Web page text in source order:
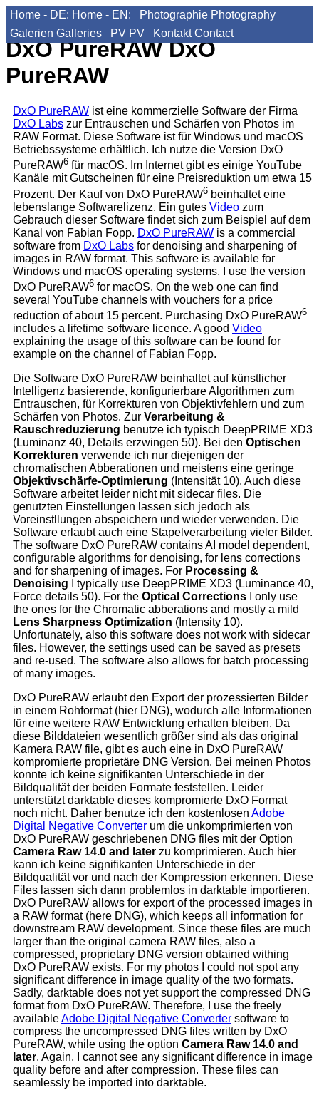
Home - DE: Home - EN: Photographie Photography
Galerien Galleries PV PV Kontakt Contact
DxO PureRAWDxO
PureRAW
DxO PureRAW ist eine kommerzielle Software der Firma
DxO Labs zur Entrauschen und Schärfen von Photos im
RAW Format. Diese Software ist für Windows und macOS
Betriebssysteme erhältlich. Ich nutze die Version DxO
PureRAW6 für macOS. Im Internet gibt es einige YouTube
Kanäle mit Gutscheinen für eine Preisreduktion um etwa 15
Prozent. Der Kauf von DxO PureRAW6 beinhaltet eine
lebenslange Softwarelizenz. Ein gutes Video zum
Gebrauch dieser Software findet sich zum Beispiel auf dem
Kanal von Fabian Fopp. DxO PureRAW is a commercial
software from DxO Labs for denoising and sharpening of
images in RAW format. This software is available for
Windows und macOS operating systems. I use the version
DxO PureRAW6 for macOS. On the web one can find
several YouTube channels with vouchers for a price
reduction of about 15 percent. Purchasing DxO PureRAW6
includes a lifetime software licence. A good Video
explaining the usage of this software can be found for
example on the channel of Fabian Fopp.
Die Software DxO PureRAW beinhaltet auf künstlicher
Intelligenz basierende, konfigurierbare Algorithmen zum
Entrauschen, für Korrekturen von Objektivfehlern und zum
Schärfen von Photos. Zur Verarbeitung &
Rauschreduzierung benutze ich typisch DeepPRIME XD3
(Luminanz 40, Details erzwingen 50). Bei den Optischen
Korrekturen verwende ich nur diejenigen der
chromatischen Abberationen und meistens eine geringe
Objektivschärfe-Optimierung (Intensität 10). Auch diese
Software arbeitet leider nicht mit sidecar files. Die
genutzten Einstellungen lassen sich jedoch als
Voreinstllungen abspeichern und wieder verwenden. Die
Software erlaubt auch eine Stapelverarbeitung vieler Bilder.
The software DxO PureRAW contains AI model dependent,
configurable algorithms for denoising, for lens corrections
and for sharpening of images. For Processing &
Denoising I typically use DeepPRIME XD3 (Luminance 40,
Force details 50). For the Optical Corrections I only use
the ones for the Chromatic abberations and mostly a mild
Lens Sharpness Optimization (Intensity 10).
Unfortunately, also this software does not work with sidecar
files. However, the settings used can be saved as presets
and re-used. The software also allows for batch processing
of many images.
DxO PureRAW erlaubt den Export der prozessierten Bilder
in einem Rohformat (hier DNG), wodurch alle Informationen
für eine weitere RAW Entwicklung erhalten bleiben. Da
diese Bilddateien wesentlich größer sind als das original
Kamera RAW file, gibt es auch eine in DxO PureRAW
kompromierte proprietäre DNG Version. Bei meinen Photos
konnte ich keine signifikanten Unterschiede in der
Bildqualität der beiden Formate feststellen. Leider
unterstützt darktable dieses kompromierte DxO Format
noch nicht. Daher benutze ich den kostenlosen Adobe
Digital Negative Converter um die unkomprimierten von
DxO PureRAW geschriebenen DNG files mit der Option
Camera Raw 14.0 and later zu komprimieren. Auch hier
kann ich keine signifikanten Unterschiede in der
Bildqualität vor und nach der Kompression erkennen. Diese
Files lassen sich dann problemlos in darktable importieren.
DxO PureRAW allows for export of the processed images in
a RAW format (here DNG), which keeps all information for
downstream RAW development. Since these files are much
larger than the original camera RAW files, also a
compressed, proprietary DNG version obtained withing
DxO PureRAW exists. For my photos I could not spot any
significant difference in image quality of the two formats.
Sadly, darktable does not yet support the compressed DNG
format from DxO PureRAW. Therefore, I use the freely
availableAdobe Digital Negative Converter software to
compress the uncompressed DNG files written by DxO
PureRAW, while using the option Camera Raw 14.0 and
later. Again, I cannot see any significant difference in image
quality before and after compression. These files can
seamlessly be imported into darktable.